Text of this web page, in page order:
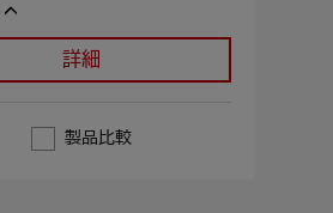
詳細
製品比較